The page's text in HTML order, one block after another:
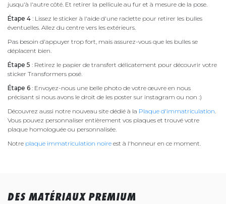
jusqu'à l'autre côté. Et retirer la pellicule au fur et à mesure de la pose.
Étape 4 : Lissez le sticker à l'aide d'une raclette pour retirer les bulles
éventuelles. Allez du centre vers les extérieurs.
Pas besoin d'appuyer trop fort, mais assurez-vous que les bulles se
déplacent bien.
Étape 5 : Retirez le papier de transfert délicatement pour découvrir votre
sticker Transformers posé.
Étape 6 : Envoyez-nous une belle photo de votre œuvre en nous
précisant si nous avons le droit de les poster sur instagram ou non :)
Découvrez aussi notre nouveau site dédié à la Plaque d'immatriculation.
Vous pouvez personnaliser entièrement vos plaques et trouvé votre
plaque homologuée ou personnalisée.
Notre plaque immatriculation noire est à l'honneur en ce moment.
DES MATÉRIAUX PREMIUM